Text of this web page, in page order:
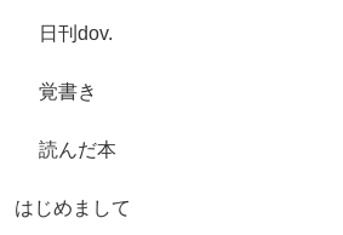
日刊dov.
覚書き
読んだ本
はじめまして